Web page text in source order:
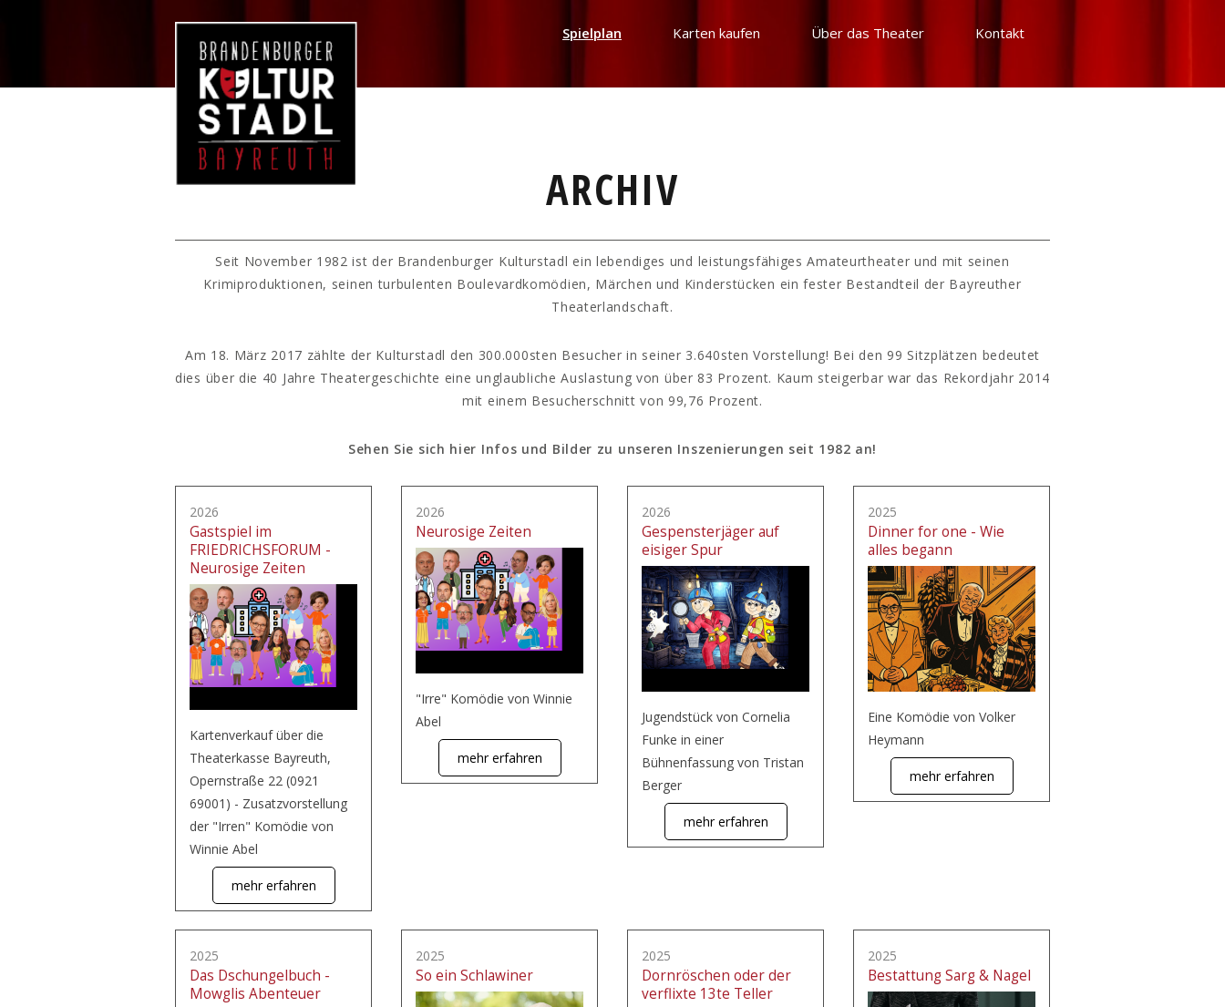
Spielplan Karten kaufen Über das Theater Kontakt
ARCHIV
Seit November 1982 ist der Brandenburger Kulturstadl ein lebendiges und leistungsfähiges Amateurtheater und mit seinen
Krimiproduktionen, seinen turbulenten Boulevardkomödien, Märchen und Kinderstücken ein fester Bestandteil der Bayreuther
Theaterlandschaft.
Am 18. März 2017 zählte der Kulturstadl den 300.000sten Besucher in seiner 3.640sten Vorstellung! Bei den 99 Sitzplätzen bedeutet
dies über die 40 Jahre Theatergeschichte eine unglaubliche Auslastung von über 83 Prozent. Kaum steigerbar war das Rekordjahr 2014
mit einem Besucherschnitt von 99,76 Prozent.
Sehen Sie sich hier Infos und Bilder zu unseren Inszenierungen seit 1982 an!
2026
Gastspiel im
FRIEDRICHSFORUM -
Neurosige Zeiten
Kartenverkauf über die
Theaterkasse Bayreuth,
Opernstraße 22 (0921
69001) - Zusatzvorstellung
der "Irren" Komödie von
Winnie Abel
mehr erfahren
2026
Neurosige Zeiten
"Irre" Komödie von Winnie
Abel
mehr erfahren
2026
Gespensterjäger auf
eisiger Spur
Jugendstück von Cornelia
Funke in einer
Bühnenfassung von Tristan
Berger
mehr erfahren
2025
Dinner for one - Wie
alles begann
Eine Komödie von Volker
Heymann
mehr erfahren
2025
Das Dschungelbuch -
Mowglis Abenteuer
2025
So ein Schlawiner
2025
Dornröschen oder der
verflixte 13te Teller
2025
Bestattung Sarg & Nagel